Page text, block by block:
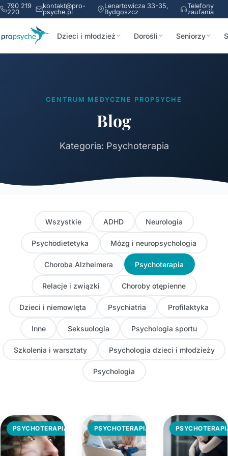
790 219
220
kontakt@pro-
psyche.pl
Lenartowicza 33-35,
Bydgoszcz
Telefony
zaufania
Dzieci i młodzież Dorośli Seniorzy
CENTRUM MEDYCZNE PROPSYCHE
Blog
Kategoria: Psychoterapia
Wszystkie ADHD Neurologia
Psychodietetyka Mózg i neuropsychologia
Choroba Alzheimera Psychoterapia
Relacje i związki Choroby otępienne
Dzieci i niemowlęta Psychiatria Profilaktyka
Inne Seksuologia Psychologia sportu
Szkolenia i warsztaty Psychologia dzieci i młodzieży
Psychologia
PSYCHOTERAPIA PSYCHOTERAPIA